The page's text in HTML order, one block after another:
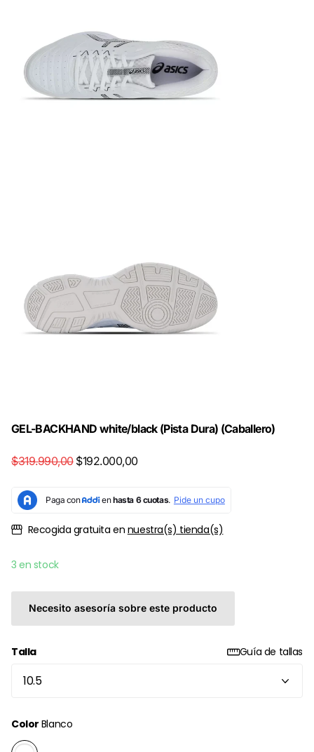
GEL-BACKHAND white/black (Pista Dura) (Caballero)
$319.990,00$192.000,00
Recogida gratuita en nuestra(s) tienda(s)
3 en stock
Necesito asesoría sobre este producto
Talla Guía de tallas
Color Blanco